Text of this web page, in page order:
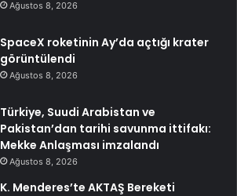
Ağustos 8, 2026
SpaceX roketinin Ay’da açtığı krater
görüntülendi
Ağustos 8, 2026
Türkiye, Suudi Arabistan ve
Pakistan’dan tarihi savunma ittifakı:
Mekke Anlaşması imzalandı
Ağustos 8, 2026
K. Menderes’te AKTAŞ Bereketi